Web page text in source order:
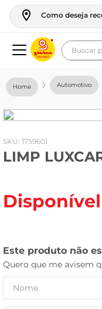
Como deseja
Buscar
Automotivo
: 1759601
LIMP
geladeira
fogao
café
frango
celular